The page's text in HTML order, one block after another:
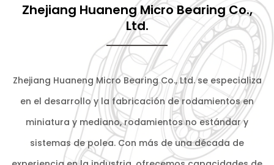
Zhejiang Huaneng Micro Bearing Co.,
Ltd.
Zhejiang Huaneng Micro Bearing Co., Ltd. se especializa
en el desarrollo y la fabricación de rodamientos en
miniatura y mediano, rodamientos no estándar y
sistemas de polea. Con más de una década de